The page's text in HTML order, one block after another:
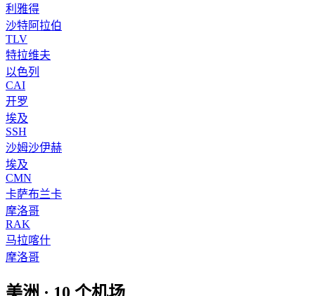
利雅得
沙特阿拉伯
TLV
特拉维夫
以色列
CAI
开罗
埃及
SSH
沙姆沙伊赫
埃及
CMN
卡萨布兰卡
摩洛哥
RAK
马拉喀什
摩洛哥